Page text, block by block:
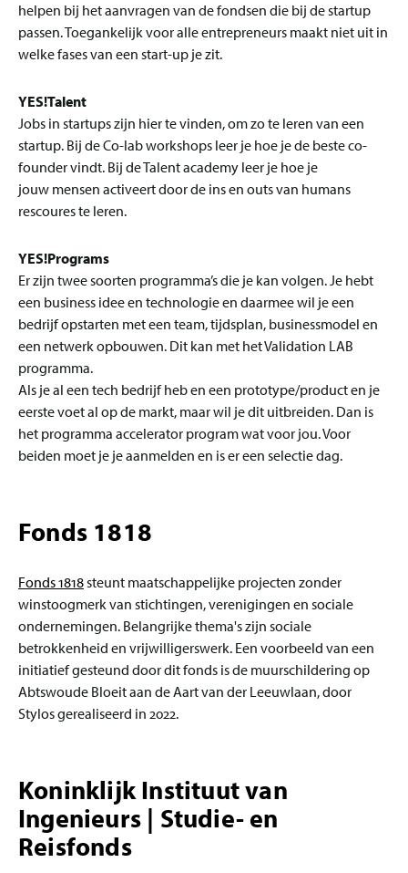
helpen bij het aanvragen van de fondsen die bij de startup
passen. Toegankelijk voor alle entrepreneurs maakt niet uit in
welke fases van een start-up je zit.
YES!Talent
Jobs in startups zijn hier te vinden, om zo te leren van een
startup. Bij de Co-lab workshops leer je hoe je de beste co-
founder vindt. Bij de Talent academy leer je hoe je
jouw mensen activeert door de ins en outs van humans
rescoures te leren.
YES!Programs
Er zijn twee soorten programma’s die je kan volgen. Je hebt
een business idee en technologie en daarmee wil je een
bedrijf opstarten met een team, tijdsplan, businessmodel en
een netwerk opbouwen. Dit kan met het Validation LAB
programma.
Als je al een tech bedrijf heb en een prototype/product en je
eerste voet al op de markt, maar wil je dit uitbreiden. Dan is
het programma accelerator program wat voor jou. Voor
beiden moet je je aanmelden en is er een selectie dag.
Fonds 1818
Fonds 1818steunt maatschappelijke projecten zonder
winstoogmerk van stichtingen, verenigingen en sociale
ondernemingen. Belangrijke thema's zijn sociale
betrokkenheid en vrijwilligerswerk. Een voorbeeld van een
initiatief gesteund door dit fonds is de muurschildering op
Abtswoude Bloeit aan de Aart van der Leeuwlaan, door
Stylos gerealiseerd in 2022.
Koninklijk Instituut van
Ingenieurs | Studie- en
Reisfonds